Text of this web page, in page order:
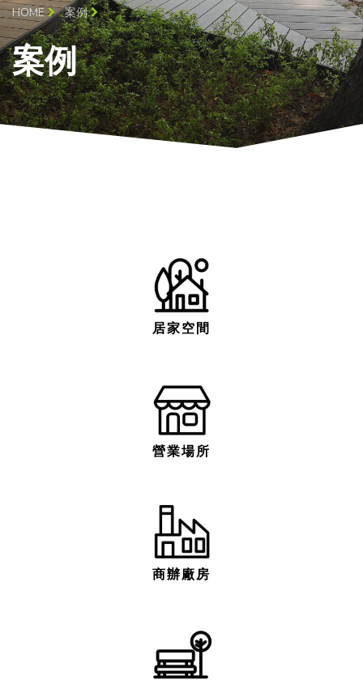
HOME 案例
案例
居家空間
營業場所
商辦廠房